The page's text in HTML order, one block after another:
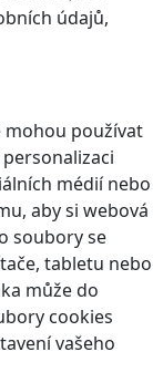
údajů,
mohou používat
médií nebo
aby si webová
soubory se
tabletu nebo
může do
cookies
vašeho